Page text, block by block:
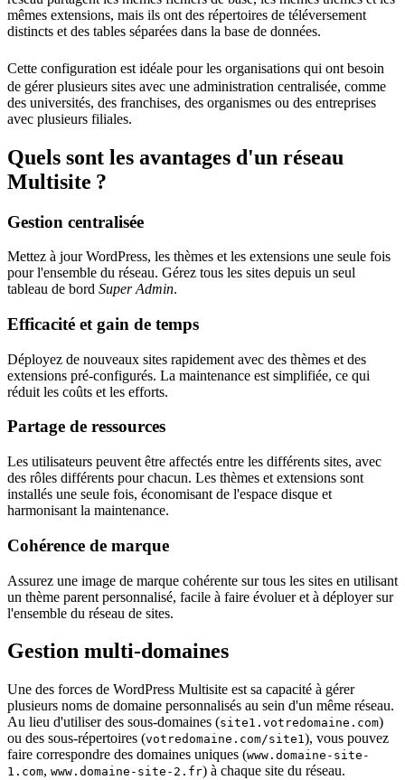
mêmes extensions, mais ils ont des répertoires de téléversement
distincts et des tables séparées dans la base de données.
Cette configuration est idéale pour les organisations qui ont besoin
de gérer plusieurs sites avec une administration centralisée, comme
des universités, des franchises, des organismes ou des entreprises
avec plusieurs filiales.
Quels sont les avantages d'un réseau
Multisite ?
Gestion centralisée
Mettez à jour WordPress, les thèmes et les extensions une seule fois
pour l'ensemble du réseau. Gérez tous les sites depuis un seul
tableau de bord Super Admin.
Efficacité et gain de temps
Déployez de nouveaux sites rapidement avec des thèmes et des
extensions pré-configurés. La maintenance est simplifiée, ce qui
réduit les coûts et les efforts.
Partage de ressources
Les utilisateurs peuvent être affectés entre les différents sites, avec
des rôles différents pour chacun. Les thèmes et extensions sont
installés une seule fois, économisant de l'espace disque et
harmonisant la maintenance.
Cohérence de marque
Assurez une image de marque cohérente sur tous les sites en utilisant
un thème parent personnalisé, facile à faire évoluer et à déployer sur
l'ensemble du réseau de sites.
Gestion multi-domaines
Une des forces de WordPress Multisite est sa capacité à gérer
plusieurs noms de domaine personnalisés au sein d'un même réseau.
Au lieu d'utiliser des sous-domaines (site1.votredomaine.com)
ou des sous-répertoires (votredomaine.com/site1), vous pouvez
faire correspondre des domaines uniques (www.domaine-site-
1.com, www.domaine-site-2.fr) à chaque site du réseau.